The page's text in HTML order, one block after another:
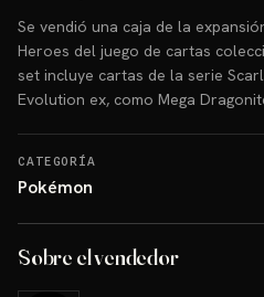
Se vendió una caja de la
Heroes del juego de cartas
set incluye cartas de la serie
Evolution ex, como Mega
CATEGORÍA
Pokémon
Sobre el vendedor